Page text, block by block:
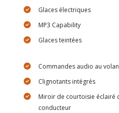
Glaces électriques
MP3 Capability
Glaces teintées
Commandes audio au
Clignotants intégrés
Miroir de courtoisie éclairé
conducteur